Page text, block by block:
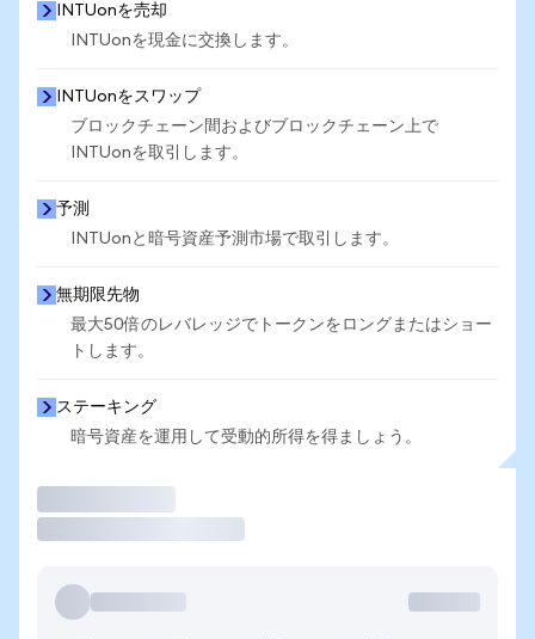
INTUonを売却
INTUonを現金に交換します。
INTUonをスワップ
ブロックチェーン間およびブロックチェーン上で
INTUonを取引します。
予測
INTUonと暗号資産予測市場で取引します。
無期限先物
最大50倍のレバレッジでトークンをロングまたはショー
トします。
ステーキング
暗号資産を運用して受動的所得を得ましょう。